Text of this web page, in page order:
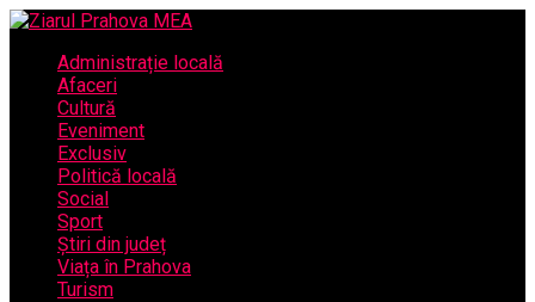
Administrație locală
Afaceri
Cultură
Eveniment
Exclusiv
Politică locală
Social
Sport
Știri din județ
Viața în Prahova
Turism